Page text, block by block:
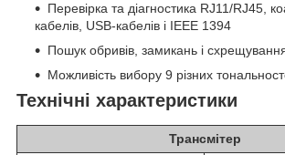
Перевірка та діагностика RJ11/RJ45,
кабелів, USB-кабелів і IEEE 1394
Пошук обривів, замикань і
Можливість вибору 9 різних
Технічні характеристики
Трансмітер